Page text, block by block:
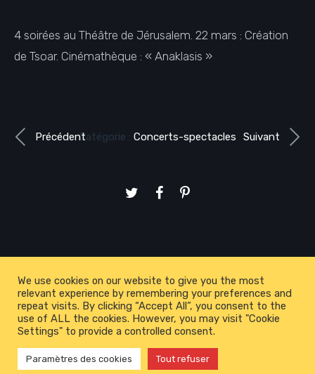
4 soirées au Théâtre de Jérusalem. 22 mars : Création
de Tsoar. Cinémathèque : « Anaklasis »
Suivant
PrécédentCatégorie : Concerts-spectacles
légales
We use cookies on our website to give you the most
relevant experience by remembering your preferences and
repeat visits. By clicking “Accept All”, you consent to the
use of ALL the cookies. However, you may visit "Cookie
Settings" to provide a controlled consent.
Paramètres des cookies Tout refuser